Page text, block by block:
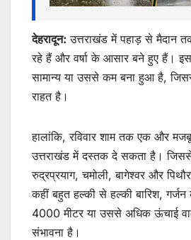
देहरादून: उत्तराखंड में पहाड़ से मैदान
रहे हैं और वर्षा के आसार बने हुए हैं।
सामान्य या उससे कम बना हुआ है,
राहत है।
हालांकि, रविवार शाम तक एक और
उत्तराखंड में दस्तक दे सकता है। जिससे
रुद्रप्रयाग, चमोली, बागेश्वर और
कहीं बहुत हल्की से हल्की बारिश,
4000 मीटर या उससे अधिक ऊंचाई वाले
संभावना है।